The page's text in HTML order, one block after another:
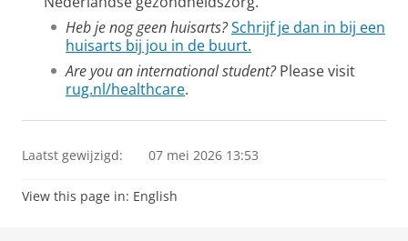
Leeuwarden.
Heb je nog geen huisarts?Schrijf je dan in bij een
huisarts bij jou in de buurt.
Are you an international student?Please visit
rug.nl/healthcare.
Laatst gewijzigd: 07 mei 2026 13:53
View this page in: English